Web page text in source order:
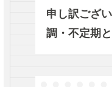
申し訳ござ
調・不定期と